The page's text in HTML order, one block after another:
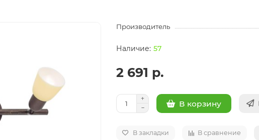
Производитель
57
2 691 р.
В корзину
В закладки В сравнение